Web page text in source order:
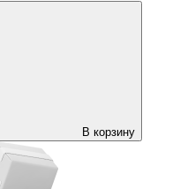
В корзину